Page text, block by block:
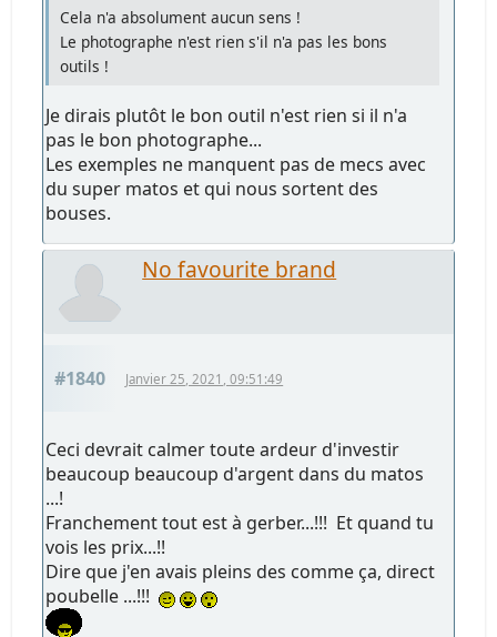
Cela n'a absolument aucun sens !
Le photographe n'est rien s'il n'a pas les bons
outils !
Je dirais plutôt le bon outil n'est rien si il n'a
pas le bon photographe...
Les exemples ne manquent pas de mecs avec
du super matos et qui nous sortent des
bouses.
No favourite brand
#1840 Janvier 25, 2021, 09:51:49
Ceci devrait calmer toute ardeur d'investir
beaucoup beaucoup d'argent dans du matos
...!
Franchement tout est à gerber...!!! Et quand tu
vois les prix...!!
Dire que j'en avais pleins des comme ça, direct
poubelle ...!!!